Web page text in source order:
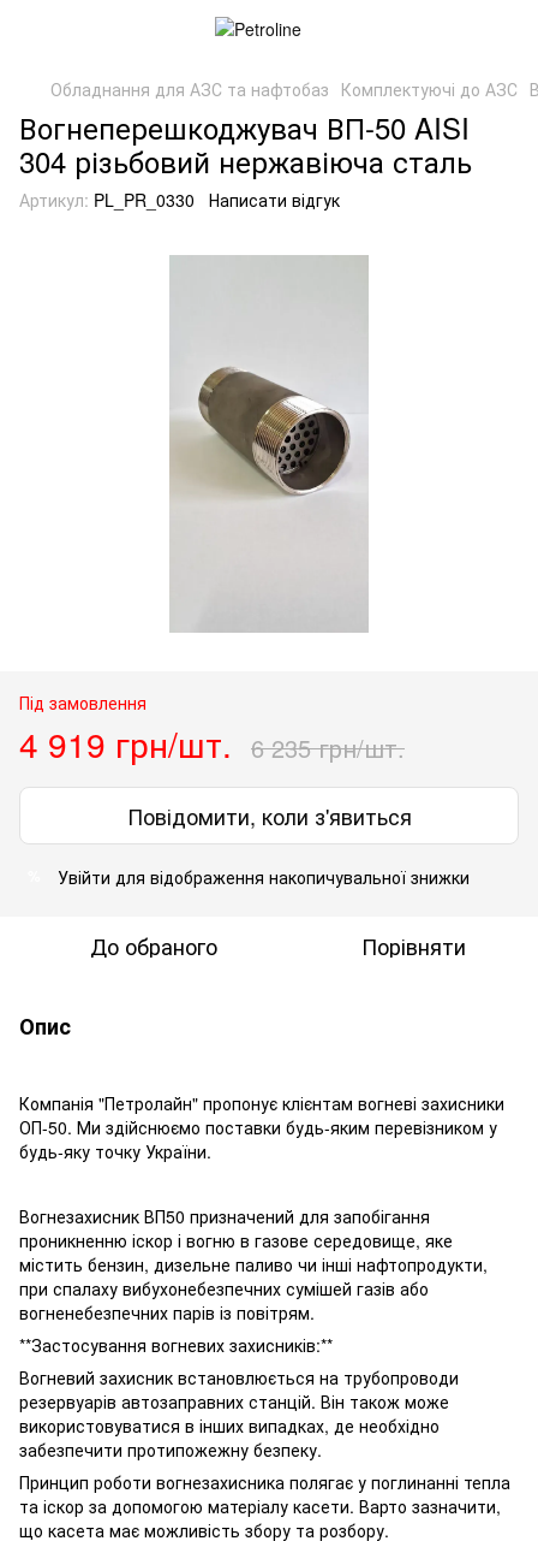
Обладнання для АЗС та нафтобаз Комплектуючі до АЗС
Вогнеперешкоджувач ВП-50 AISI
304 різьбовий нержавіюча сталь
Артикул: PL_PR_0330 Написати відгук
Під замовлення
4 919 грн/шт. 6 235 грн/шт.
Повідомити, коли з'явиться
Увійти для відображення накопичувальної знижки
До обраного Порівняти
Опис
Компанія "Петролайн" пропонує клієнтам вогневі захисники
ОП-50. Ми здійснюємо поставки будь-яким перевізником у
будь-яку точку України.
Вогнезахисник ВП50 призначений для запобігання
проникненню іскор і вогню в газове середовище, яке
містить бензин, дизельне паливо чи інші нафтопродукти,
при спалаху вибухонебезпечних сумішей газів або
вогненебезпечних парів із повітрям.
**Застосування вогневих захисників:**
Вогневий захисник встановлюється на трубопроводи
резервуарів автозаправних станцій. Він також може
використовуватися в інших випадках, де необхідно
забезпечити протипожежну безпеку.
Принцип роботи вогнезахисника полягає у поглинанні тепла
та іскор за допомогою матеріалу касети. Варто зазначити,
що касета має можливість збору та розбору.